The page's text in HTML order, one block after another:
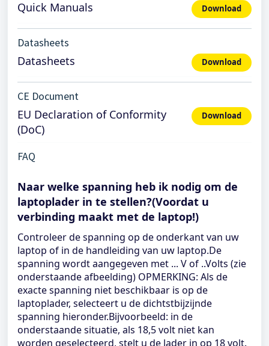
Quick Manuals Download
Datasheets
Datasheets Download
CE Document
EU Declaration of Conformity
(DoC)
Download
FAQ
Naar welke spanning heb ik nodig om de
laptoplader in te stellen?(Voordat u
verbinding maakt met de laptop!)
Controleer de spanning op de onderkant van uw
laptop of in de handleiding van uw laptop.De
spanning wordt aangegeven met ... V of ..Volts (zie
onderstaande afbeelding) OPMERKING: Als de
exacte spanning niet beschikbaar is op de
laptoplader, selecteert u de dichtstbijzijnde
spanning hieronder.Bijvoorbeeld: in de
onderstaande situatie, als 18,5 volt niet kan
worden geselecteerd, stelt u de lader in op 18 volt.